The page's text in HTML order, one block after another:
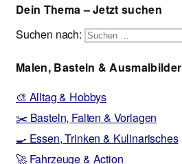
Dein Thema – Jetzt suchen
Suchen nach:
Malen, Basteln & Ausmalbilder
🎨 Alltag & Hobbys
✂️ Basteln, Falten & Vorlagen
🍳 Essen, Trinken & Kulinarisches
🚀 Fahrzeuge & Action